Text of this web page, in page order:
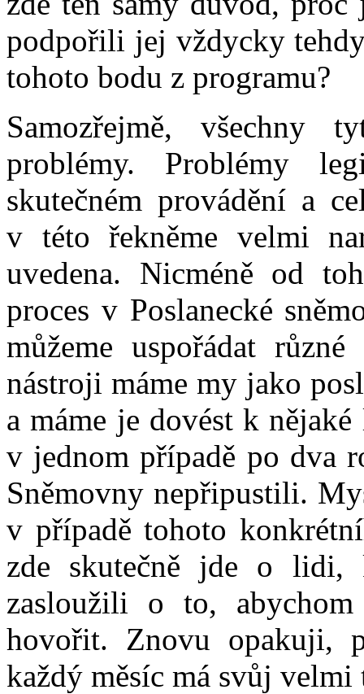
podpořili jej vždycky
tohoto bodu z programu?
Samozřejmě, všechny
problémy. Problémy
skutečném provádění a
v této řekněme velmi
uvedena. Nicméně od
proces v Poslanecké
můžeme uspořádat
nástroji máme my jako
a máme je dovést k
v jednom případě po dva
Sněmovny nepřipustili.
v případě tohoto
zde skutečně jde o lidi,
zasloužili o to,
hovořit. Znovu opakuji,
každý měsíc má svůj